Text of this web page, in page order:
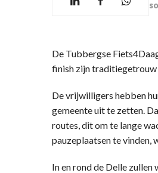
De Tubbergse
finish zijn traditiegetrouw
De vrijwilligers hebben
gemeente uit te zetten.
routes, dit om te lange
pauzeplaatsen te vinden,
In en rond de Delle